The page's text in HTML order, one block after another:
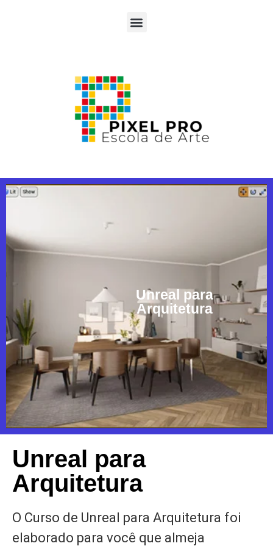
Unreal para
Arquitetura
Unreal para
Arquitetura
O Curso de Unreal para Arquitetura foi
elaborado para você que almeja